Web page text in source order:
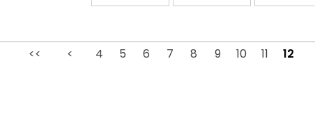
最初 前
4 5 6 7 8 9 10 11 12